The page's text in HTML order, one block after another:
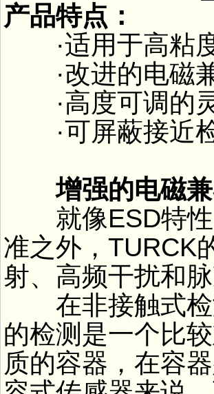
产品特点：
·适用于高粘
·改进的电磁
·高度可调的
·可屏蔽接近检
增强的电磁
就像ESD特性
准之外，TURCK
射、高频干扰和
在非接触式检
的检测是一个比
质的容器，在容